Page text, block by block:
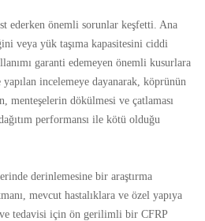
ederken önemli sorunlar keşfetti. Ana
veya yük taşıma kapasitesini ciddi
garanti edemeyen önemli kusurlara
incelemeye dayanarak, köprünün
menteşelerin dökülmesi ve çatlaması
performansı ile kötü olduğu
derinlemesine bir araştırma
mevcut hastalıklara ve özel yapıya
ve tedavisi için ön gerilimli bir CFRP